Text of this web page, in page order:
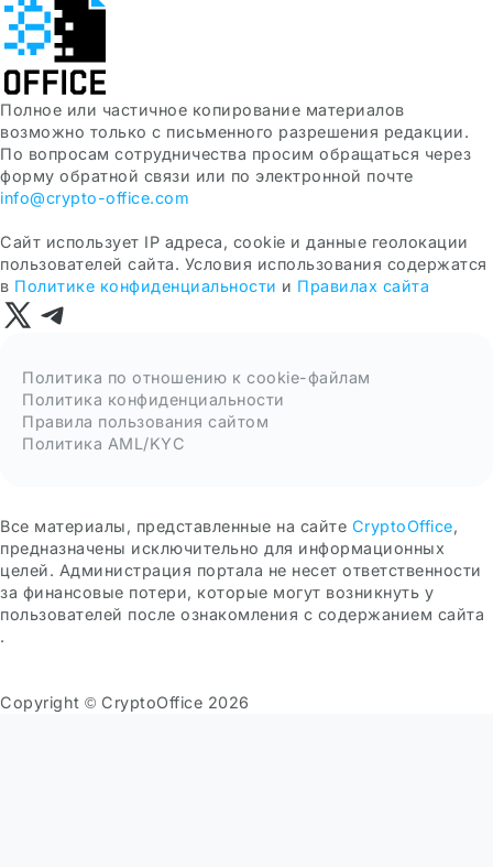
Полное или частичное копирование материалов
возможно только с письменного разрешения редакции.
По вопросам сотрудничества просим обращаться через
форму обратной связи или по электронной почте
info@crypto-office.com
Сайт использует IP адреса, сookie и данные геолокации
пользователей сайта. Условия использования содержатся
в Политике конфиденциальности и Правилах сайта
Политика по отношению к cookie-файлам
Политика конфиденциальности
Правила пользования сайтом
Политика AML/KYC
Все материалы, представленные на сайте CryptoOffice,
предназначены исключительно для информационных
целей. Администрация портала не несет ответственности
за финансовые потери, которые могут возникнуть у
пользователей после ознакомления с содержанием сайта
.
Copyright © CryptoOffice 2026